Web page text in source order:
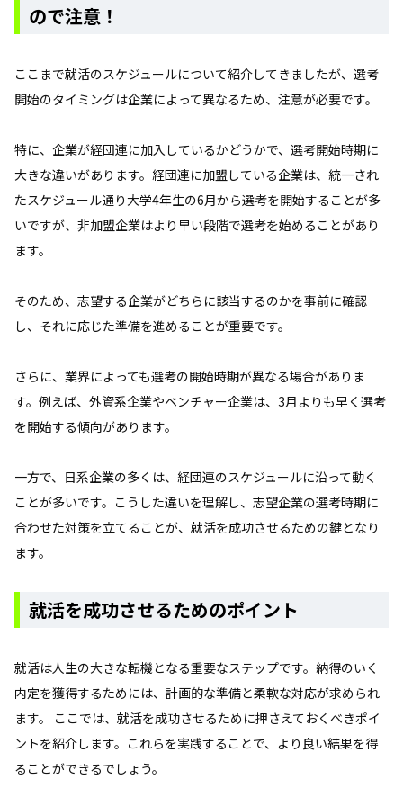
ので注意！
ここまで就活のスケジュールについて紹介してきましたが、選考
開始のタイミングは企業によって異なるため、注意が必要です。
特に、企業が経団連に加入しているかどうかで、選考開始時期に
大きな違いがあります。経団連に加盟している企業は、統一され
たスケジュール通り大学4年生の6月から選考を開始することが多
いですが、非加盟企業はより早い段階で選考を始めることがあり
ます。
そのため、志望する企業がどちらに該当するのかを事前に確認
し、それに応じた準備を進めることが重要です。
さらに、業界によっても選考の開始時期が異なる場合がありま
す。例えば、外資系企業やベンチャー企業は、3月よりも早く選考
を開始する傾向があります。
一方で、日系企業の多くは、経団連のスケジュールに沿って動く
ことが多いです。こうした違いを理解し、志望企業の選考時期に
合わせた対策を立てることが、就活を成功させるための鍵となり
ます。
就活を成功させるためのポイント
就活は人生の大きな転機となる重要なステップです。納得のいく
内定を獲得するためには、計画的な準備と柔軟な対応が求められ
ます。 ここでは、就活を成功させるために押さえておくべきポイ
ントを紹介します。これらを実践することで、より良い結果を得
ることができるでしょう。